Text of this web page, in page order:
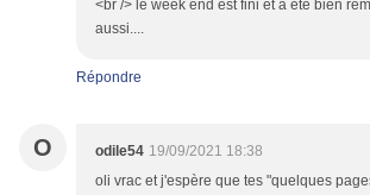
<br /> le week end est fini et a été bien
aussi....
Répondre
O odile54 19/09/2021 18:38
oli vrac et j'espère que tes "quelques